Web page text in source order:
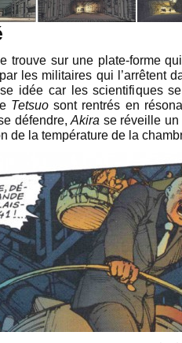
trouve sur une plate-forme
les militaires qui l’arrêtent
idée car les scientifiques
Tetsuosont rentrés en
défendre, Akira se réveille un
de la température de la